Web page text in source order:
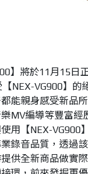
】將於11月15日
NEX-VG900】
能親身感受新品
MV編導等豐富經
用【NEX-VG900
錄音品質， 透過
供全新商品做實